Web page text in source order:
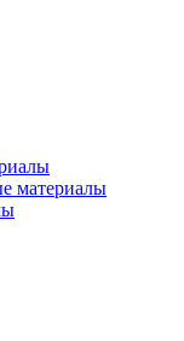
материалы